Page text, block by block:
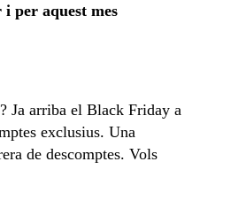
i per aquest mes
Ja arriba el Black Friday a
exclusius. Una
de descomptes. Vols